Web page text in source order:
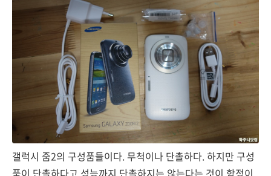
갤럭시 줌2의 구성품들이다. 무척이나 단촐하다. 하지만 구성